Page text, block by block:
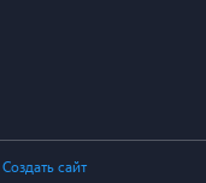
Создать сайт